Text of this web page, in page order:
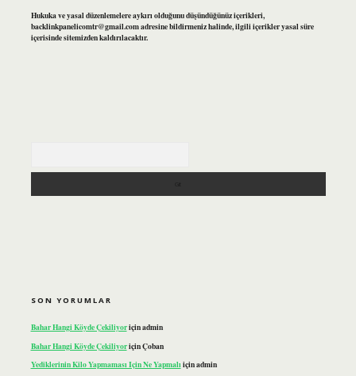
Hukuka ve yasal düzenlemelere aykırı olduğunu düşündüğünüz içerikleri,
backlinkpanelicomtr@gmail.comadresine bildirmeniz halinde, ilgili içerikler yasal süre
içerisinde sitemizden kaldırılacaktır.
SON YORUMLAR
Bahar Hangi Köyde Çekiliyoriçinadmin
Bahar Hangi Köyde ÇekiliyoriçinÇoban
Yediklerinin Kilo Yapmaması Için Ne Yapmalıiçinadmin